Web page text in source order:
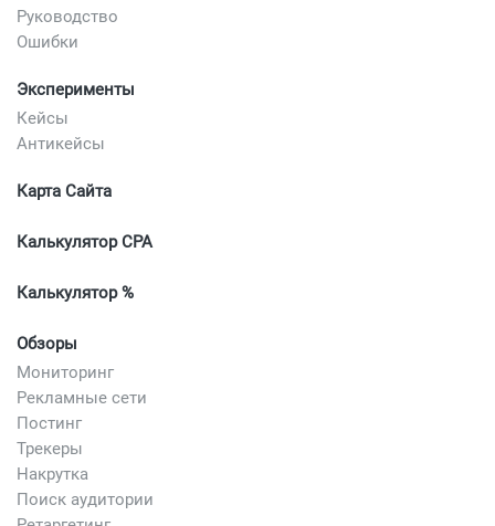
Руководство
Ошибки
Эксперименты
Кейсы
Антикейсы
Карта Сайта
Калькулятор CPA
Калькулятор %
Обзоры
Мониторинг
Рекламные сети
Постинг
Трекеры
Накрутка
Поиск аудитории